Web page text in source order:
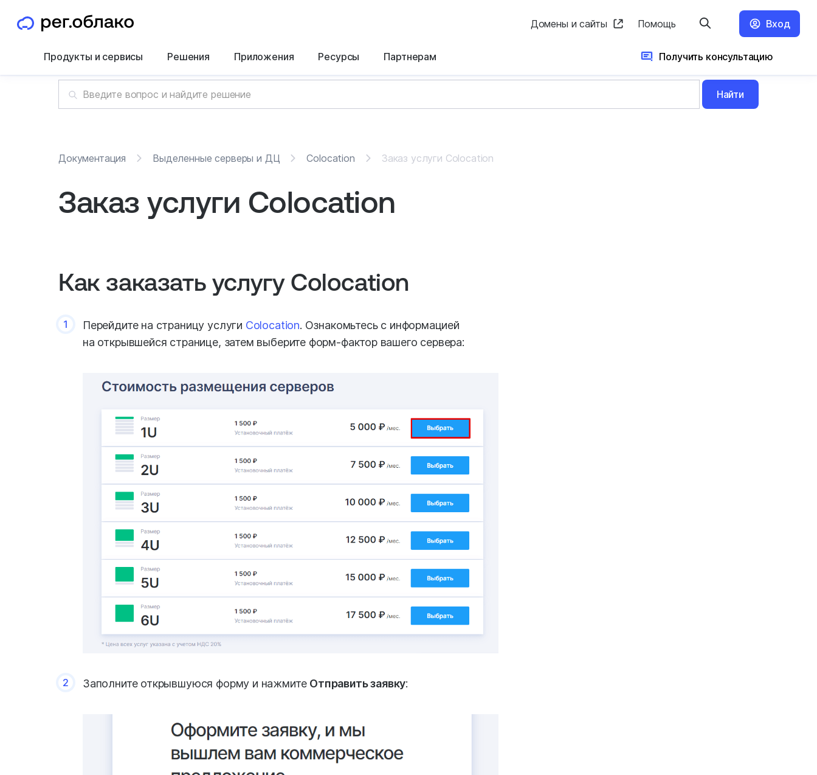
Домены и сайты Помощь Вход
Продукты и сервисы Решения Приложения Ресурсы Партнерам Получить консультацию
Найти
Документация Выделенные серверы и ДЦ Colocation Заказ услуги Colocation
Заказ услуги Colocation
Как заказать услугу Colocation
1 Перейдите на страницу услуги Colocation. Ознакомьтесь с информацией
на открывшейся странице, затем выберите форм-фактор вашего сервера:
2 Заполните открывшуюся форму и нажмите Отправить заявку: